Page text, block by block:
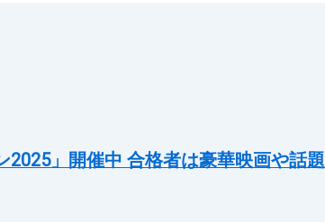
2025」開催中 合格者は豪華映画や話題